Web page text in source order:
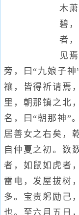
木
碧
者
见
旁，曰“九娘子
禳，皆得祈请焉
里，朝那镇之北
名，曰“朝那神”
居善女之右矣，
自仲夏之初。数
者，如鼠如虎者
雷电，发屋拔树
多。宝责躬励己
也。至六月五日